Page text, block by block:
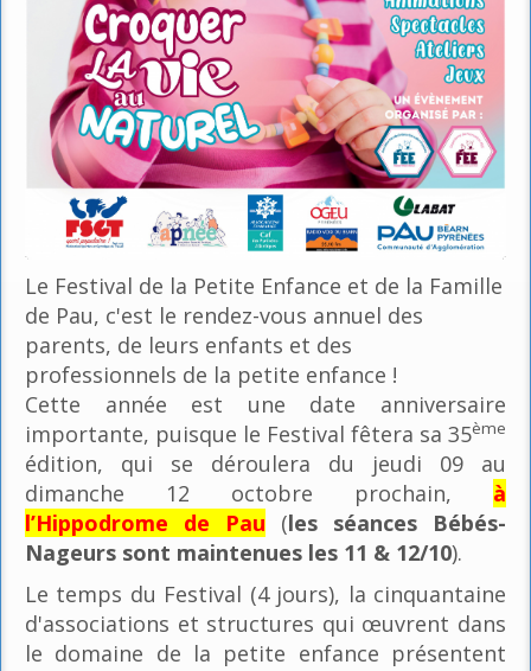
Le Festival de la Petite Enfance et de la Famille
de Pau, c'est le rendez-vous annuel des
parents, de leurs enfants et des
professionnels de la petite enfance !
Cette année est une date anniversaire
importante, puisque le Festival fêtera sa 35ème
édition, qui se déroulera du jeudi 09 au
dimanche 12 octobre prochain, à
l’Hippodrome de Pau (les séances Bébés-
Nageurs sont maintenues les 11 & 12/10).
Le temps du Festival (4 jours), la cinquantaine
d'associations et structures qui œuvrent dans
le domaine de la petite enfance présentent